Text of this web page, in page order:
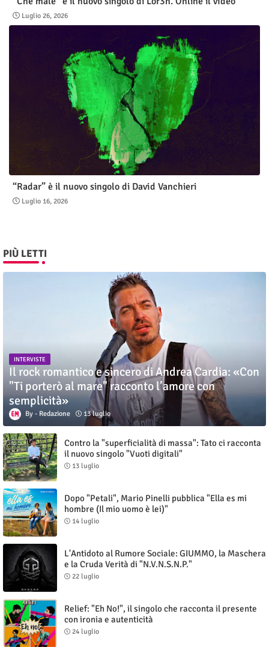
Luglio 26, 2026
“Radar” è il nuovo singolo di David Vanchieri
Luglio 16, 2026
PIÙ LETTI
INTERVISTE
Il rock romantico e sincero di Andrea Cardia: «Con
"Ti porterò al mare" racconto l’amore con
semplicità»
Redazione 13 luglio
Contro la "superficialità di massa": Tato ci racconta
il nuovo singolo "Vuoti digitali"
13 luglio
Dopo "Petali", Mario Pinelli pubblica "Ella es mi
hombre (Il mio uomo è lei)"
14 luglio
L'Antidoto al Rumore Sociale: GIUMMO, la Maschera
e la Cruda Verità di "N.V.N.S.N.P."
22 luglio
Relief: "Eh No!", il singolo che racconta il presente
con ironia e autenticità
24 luglio